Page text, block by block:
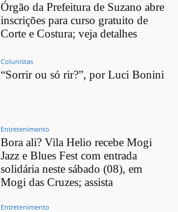
Órgão da Prefeitura de Suzano abre
inscrições para curso gratuito de
Corte e Costura; veja detalhes
Colunistas
“Sorrir ou só rir?”, por Luci Bonini
Entretenimento
Bora ali? Vila Helio recebe Mogi
Jazz e Blues Fest com entrada
solidária neste sábado (08), em
Mogi das Cruzes; assista
Entretenimento